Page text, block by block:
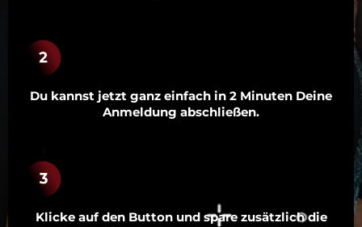
Du kannst jetzt ganz einfach in 2 Minuten Deine
Anmeldung abschließen.
Klicke auf den Button und spare zusätzlich die